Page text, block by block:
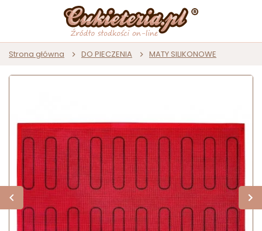
Strona główna DO PIECZENIA MATY SILIKONOWE